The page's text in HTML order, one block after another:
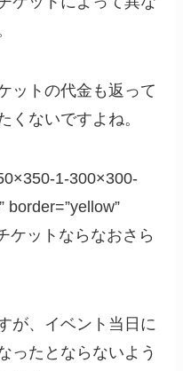
ットの代金も返って
くないですよね。
1-300×300-
border=”yellow”
ケットならなおさら
が、イベント当日に
ったとならないよう